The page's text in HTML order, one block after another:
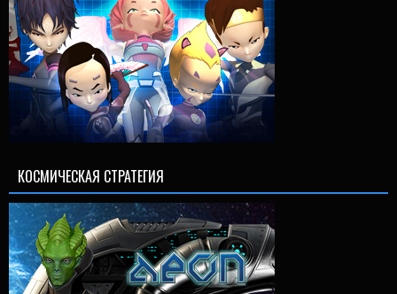
КОСМИЧЕСКАЯ СТРАТЕГИЯ